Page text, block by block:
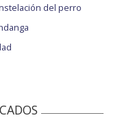
del perro